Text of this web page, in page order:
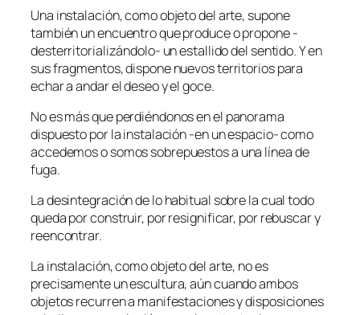
Una instalación, como objeto del arte, supone
también un encuentro que produce o propone -
desterritorializándolo- un estallido del sentido. Y en
sus fragmentos, dispone nuevos territorios para
echar a andar el deseo y el goce.
No es más que perdiéndonos en el panorama
dispuesto por la instalación -en un espacio- como
accedemos o somos sobrepuestos a una línea de
fuga.
La desintegración de lo habitual sobre la cual todo
queda por construir, por resignificar, por rebuscar y
reencontrar.
La instalación, como objeto del arte, no es
precisamente un escultura, aún cuando ambos
objetos recurren a manifestaciones y disposiciones